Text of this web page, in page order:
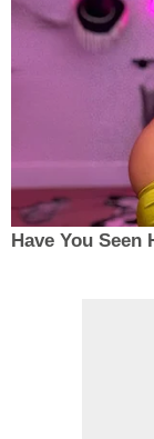
Have You